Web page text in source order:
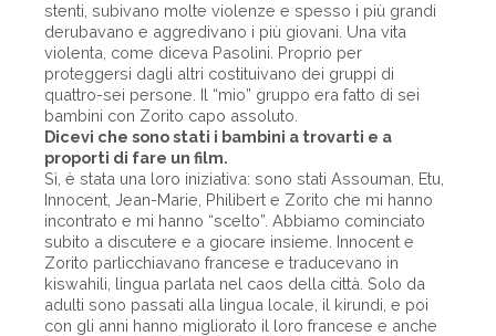
stenti, subivano molte violenze e spesso i più grandi
derubavano e aggredivano i più giovani. Una vita
violenta, come diceva Pasolini. Proprio per
proteggersi dagli altri costituivano dei gruppi di
quattro-sei persone. Il “mio” gruppo era fatto di sei
bambini con Zorito capo assoluto.
Dicevi che sono stati i bambini a trovarti e a
proporti di fare un film.
Sì, è stata una loro iniziativa: sono stati Assouman, Etu,
Innocent, Jean-Marie, Philibert e Zorito che mi hanno
incontrato e mi hanno “scelto”. Abbiamo cominciato
subito a discutere e a giocare insieme. Innocent e
Zorito parlicchiavano francese e traducevano in
kiswahili, lingua parlata nel caos della città. Solo da
adulti sono passati alla lingua locale, il kirundi, e poi
con gli anni hanno migliorato il loro francese e anche